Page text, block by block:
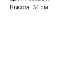
Высота: 34 см